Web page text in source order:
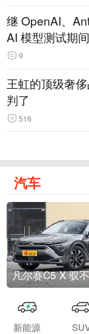
继 OpenAI、
AI 模型测试期
9
王虹的顶级奢
判了
516
汽车
凡尔赛C5 X 驭
新能源